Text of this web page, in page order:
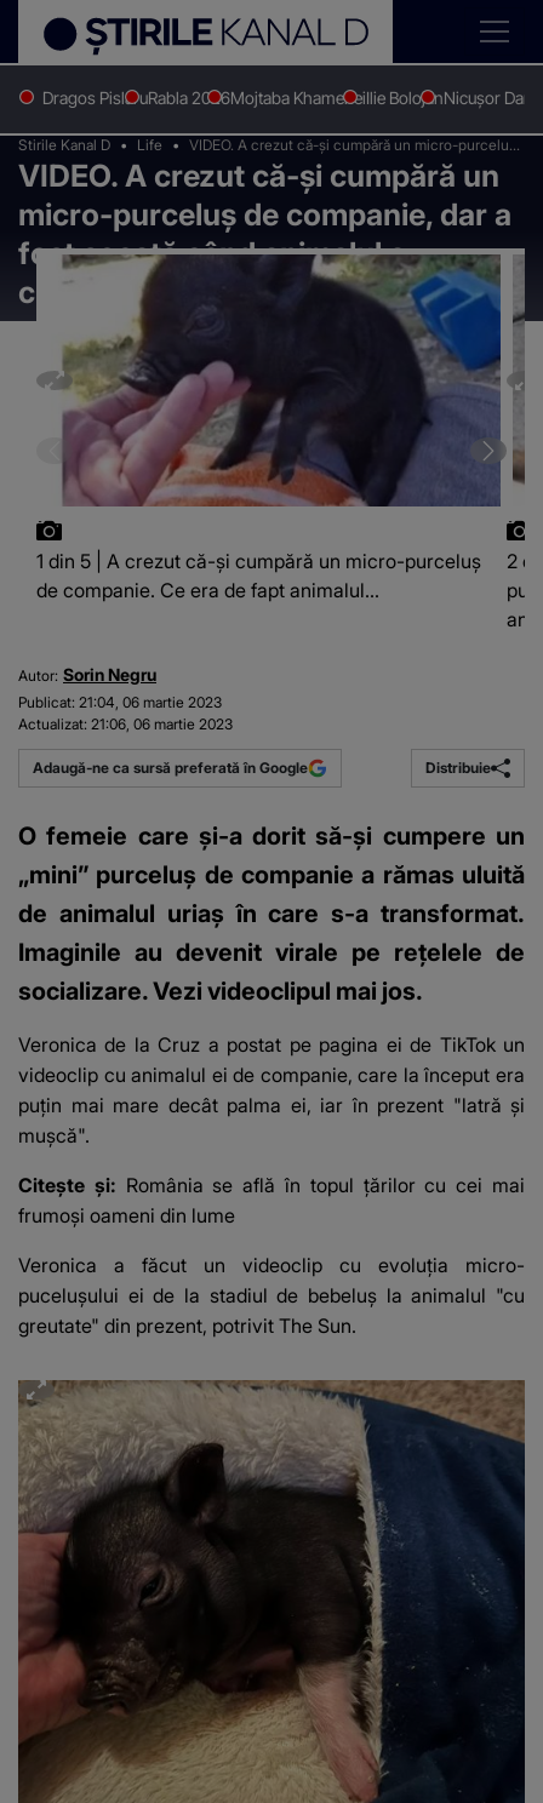
Dragos PislaruRabla 2026Mojtaba KhameneiIlie BolojanNicușor Dan
Stirile Kanal D Life
VIDEO. A crezut că-și cumpără un micro-purceluș
de companie, dar a fost șocată când animalul a
crescut. Ce era, de fapt
VIDEO. A crezut că-și cumpără un
micro-purceluș de companie, dar a
fost șocată când animalul a
crescut. Ce era, de fapt
1 din 5 | A crezut că-și cumpără un micro-purceluș
de companie. Ce era de fapt animalul...
2
Autor: Sorin Negru
Publicat: 21:04, 06 martie 2023
Actualizat: 21:06, 06 martie 2023
Adaugă-ne ca sursă preferată în Google Distribuie
O femeie care și-a dorit să-și cumpere un
„mini” purceluș de companie a rămas uluită
de animalul uriaș în care s-a transformat.
Imaginile au devenit virale pe rețelele de
socializare. Vezi videoclipul mai jos.
Veronica de la Cruz a postat pe pagina ei de TikTokun
videoclip cu animalul ei de companie, care la început era
puțin mai mare decât palma ei, iar în prezent "latră și
mușcă".
Citește și: România se află în topul țărilor cu cei mai
frumoși oameni din lume
Veronica a făcut un videoclip cu evoluția micro-
pucelușului ei de la stadiul de bebeluș la animalul "cu
greutate" din prezent, potrivit The Sun.